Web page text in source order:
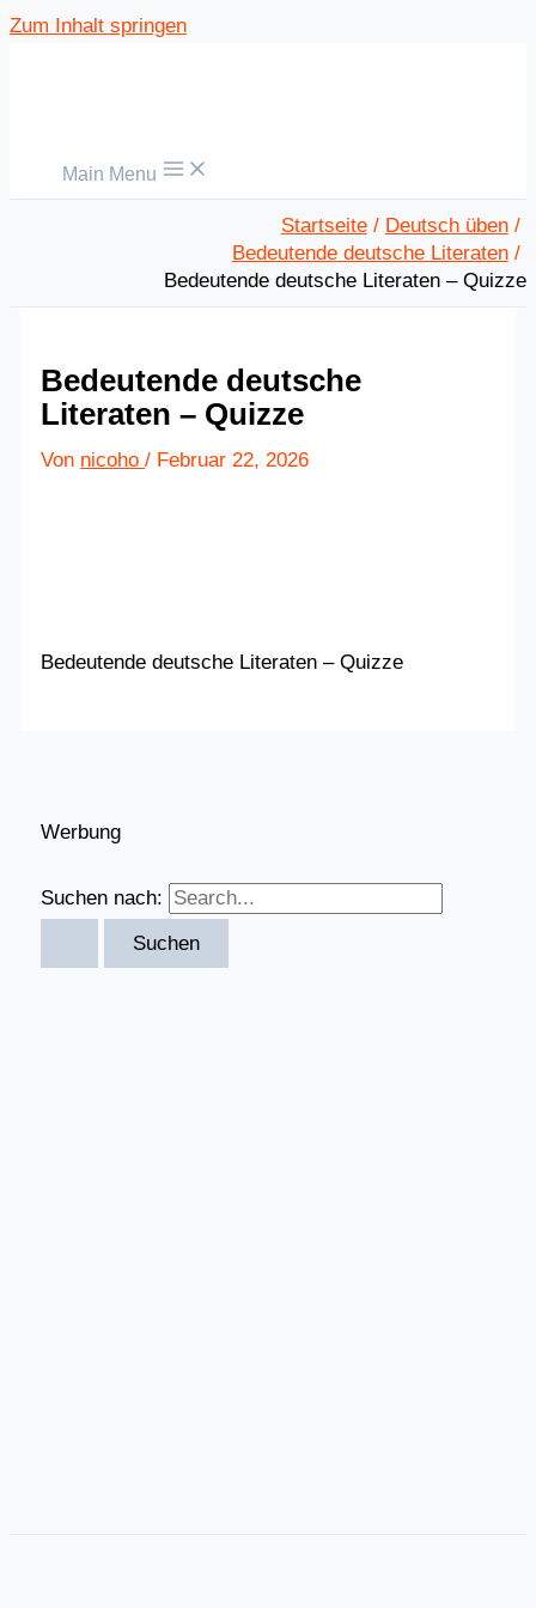
Zum Inhalt springen
Main Menu
Startseite
Deutsch üben
Bedeutende deutsche Literaten
Bedeutende deutsche Literaten – Quizze
Bedeutende deutsche
Literaten – Quizze
Von nicoho/ Februar 22, 2026
Bedeutende deutsche Literaten – Quizze
Werbung
Suchen nach: